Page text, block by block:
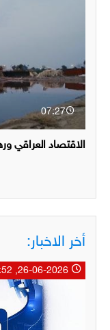
07:27
الاقتصاد العراقي
أخر الاخبار: